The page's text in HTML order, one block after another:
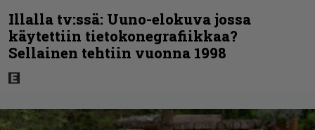
Illalla tv:ssä: Uuno-elokuva jossa
käytettiin tietokonegrafiikkaa?
Sellainen tehtiin vuonna 1998